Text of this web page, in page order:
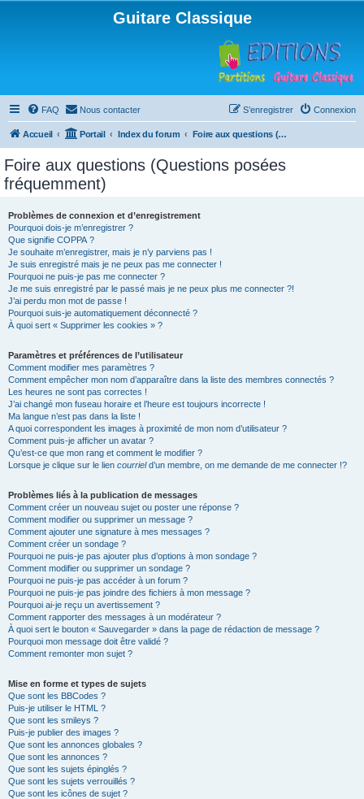
Guitare Classique
FAQ Nous contacter Connexion
S’enregistrer
Accueil Portail Index du forum Foire aux questions (Questions posées fréquemment)
Foire aux questions (Questions posées
fréquemment)
Problèmes de connexion et d’enregistrement
Pourquoi dois-je m’enregistrer ?
Que signifie COPPA ?
Je souhaite m’enregistrer, mais je n’y parviens pas !
Je suis enregistré mais je ne peux pas me connecter !
Pourquoi ne puis-je pas me connecter ?
Je me suis enregistré par le passé mais je ne peux plus me connecter ?!
J’ai perdu mon mot de passe !
Pourquoi suis-je automatiquement déconnecté ?
À quoi sert « Supprimer les cookies » ?
Paramètres et préférences de l’utilisateur
Comment modifier mes paramètres ?
Comment empêcher mon nom d’apparaître dans la liste des membres connectés ?
Les heures ne sont pas correctes !
J’ai changé mon fuseau horaire et l’heure est toujours incorrecte !
Ma langue n’est pas dans la liste !
A quoi correspondent les images à proximité de mon nom d’utilisateur ?
Comment puis-je afficher un avatar ?
Qu’est-ce que mon rang et comment le modifier ?
Lorsque je clique sur le lien courrield’un membre, on me demande de me connecter !?
Problèmes liés à la publication de messages
Comment créer un nouveau sujet ou poster une réponse ?
Comment modifier ou supprimer un message ?
Comment ajouter une signature à mes messages ?
Comment créer un sondage ?
Pourquoi ne puis-je pas ajouter plus d’options à mon sondage ?
Comment modifier ou supprimer un sondage ?
Pourquoi ne puis-je pas accéder à un forum ?
Pourquoi ne puis-je pas joindre des fichiers à mon message ?
Pourquoi ai-je reçu un avertissement ?
Comment rapporter des messages à un modérateur ?
À quoi sert le bouton « Sauvegarder » dans la page de rédaction de message ?
Pourquoi mon message doit être validé ?
Comment remonter mon sujet ?
Mise en forme et types de sujets
Que sont les BBCodes ?
Puis-je utiliser le HTML ?
Que sont les smileys ?
Puis-je publier des images ?
Que sont les annonces globales ?
Que sont les annonces ?
Que sont les sujets épinglés ?
Que sont les sujets verrouillés ?
Que sont les icônes de sujet ?